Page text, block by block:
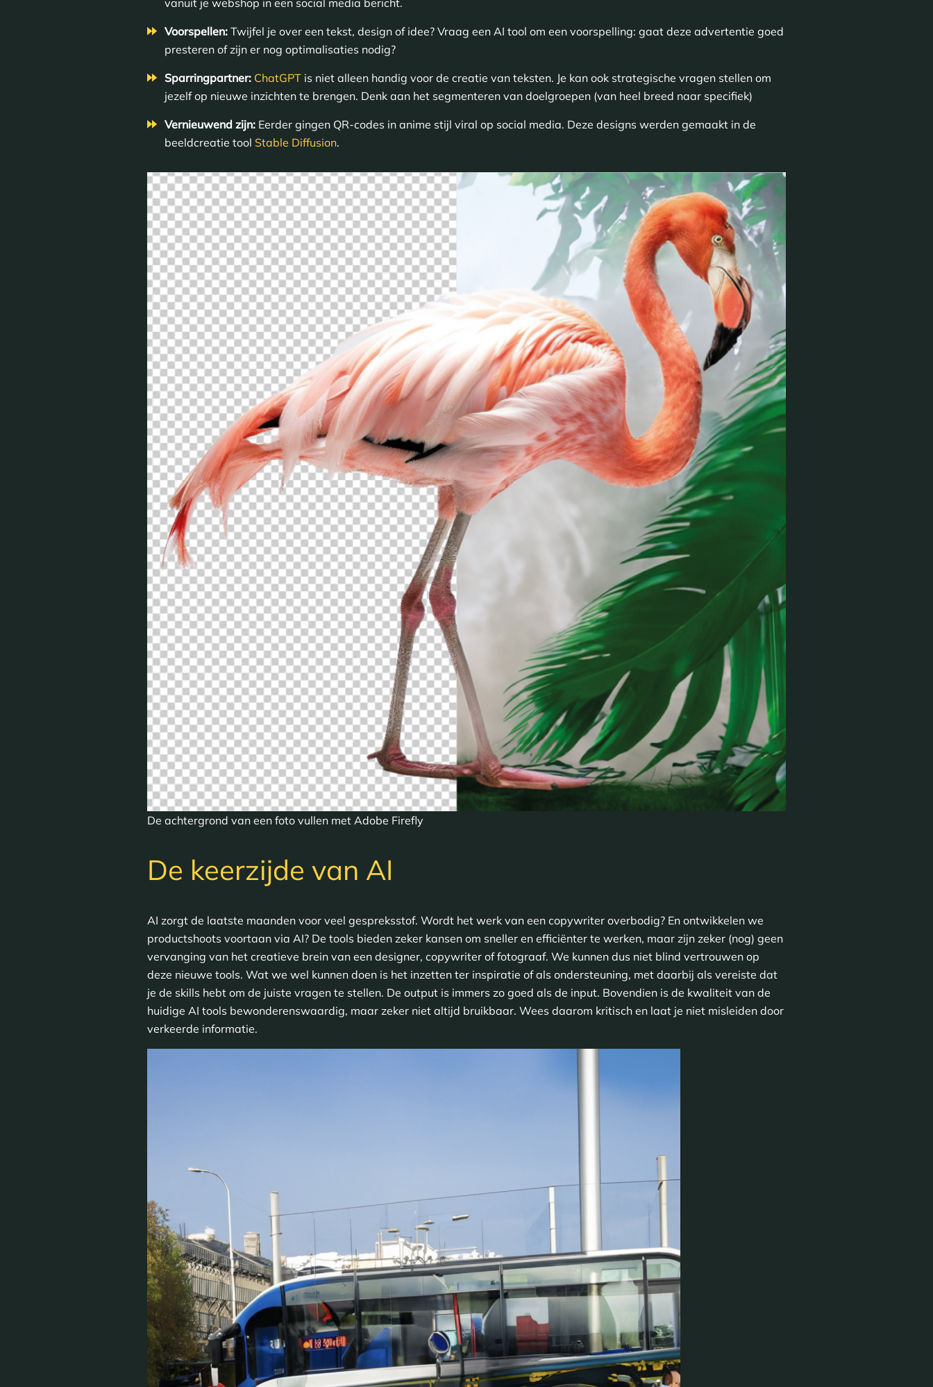
Voorspellen:Twijfel je over een tekst, design of idee? Vraag een AI tool om een voorspelling: gaat deze advertentie goed
presteren of zijn er nog optimalisaties nodig?
Sparringpartner: ChatGPTis niet alleen handig voor de creatie van teksten. Je kan ook strategische vragen stellen om
jezelf op nieuwe inzichten te brengen. Denk aan het segmenteren van doelgroepen (van heel breed naar specifiek)
Vernieuwend zijn:Eerder gingen QR-codes in anime stijl viral op social media. Deze designs werden gemaakt in de
beeldcreatie tool Stable Diffusion.
De achtergrond van een foto vullen met Adobe Firefly
De keerzijde van AI
AI zorgt de laatste maanden voor veel gespreksstof. Wordt het werk van een copywriter overbodig? En ontwikkelen we
productshoots voortaan via AI? De tools bieden zeker kansen om sneller en efficiënter te werken, maar zijn zeker (nog) geen
vervanging van het creatieve brein van een designer, copywriter of fotograaf. We kunnen dus niet blind vertrouwen op
deze nieuwe tools. Wat we wel kunnen doen is het inzetten ter inspiratie of als ondersteuning, met daarbij als vereiste dat
je de skills hebt om de juiste vragen te stellen. De output is immers zo goed als de input. Bovendien is de kwaliteit van de
huidige AI tools bewonderenswaardig, maar zeker niet altijd bruikbaar. Wees daarom kritisch en laat je niet misleiden door
verkeerde informatie.